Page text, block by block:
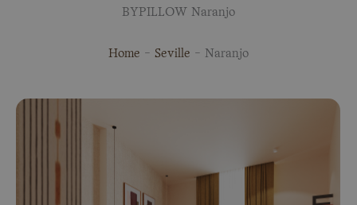
BYPILLOW Naranjo
Home - Seville - Naranjo